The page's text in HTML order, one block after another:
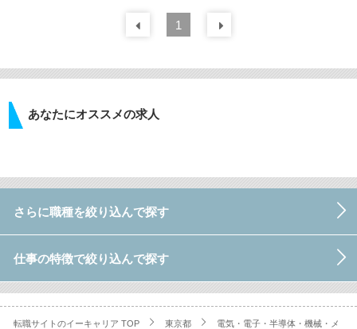
前の 件
1
あなたにオススメの求人
さらに職種を絞り込んで探す
仕事の特徴で絞り込んで探す
転職サイトのイーキャリア TOP 東京都
電気・電子・半導体・機械・メ